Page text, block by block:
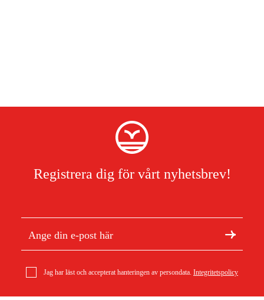
Registrera dig för vårt nyhetsbrev!
Jag har läst och accepterat hanteringen av persondata. Integritetspolicy